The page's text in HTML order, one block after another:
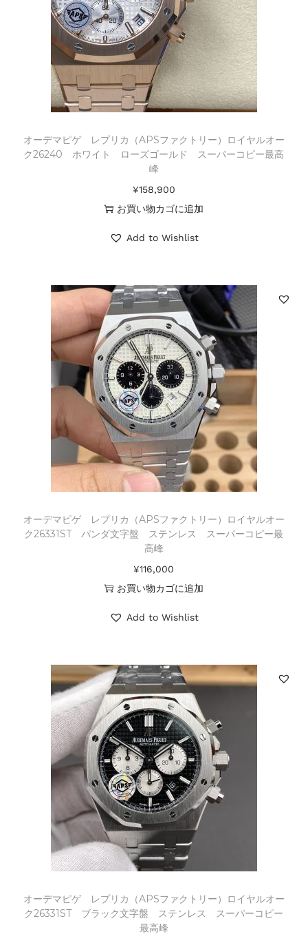
オーデマピゲ レプリカ（APSファクトリー）ロイヤルオー
ク26240 ホワイト ローズゴールド スーパーコピー最高
峰
¥158,900
お買い物カゴに追加
Add to Wishlist
オーデマピゲ レプリカ（APSファクトリー）ロイヤルオー
ク26331ST パンダ文字盤 ステンレス スーパーコピー最
高峰
¥116,000
お買い物カゴに追加
Add to Wishlist
オーデマピゲ レプリカ（APSファクトリー）ロイヤルオー
ク26331ST ブラック文字盤 ステンレス スーパーコピー
最高峰